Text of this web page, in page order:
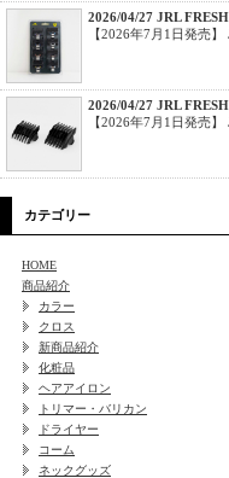
2026/04/27 JRL
【2026年7月1日発売】
2026/04/27 JRL
【2026年7月1日発売】
カテゴリー
HOME
商品紹介
カラー
クロス
新商品紹介
化粧品
ヘアアイロン
トリマー・バリカン
ドライヤー
コーム
ネックグッズ